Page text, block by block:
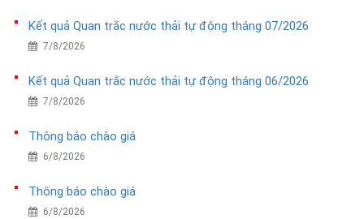
Kết quả Quan trắc nước thải tự động tháng 07/2026
7/8/2026
Kết quả Quan trắc nước thải tự động tháng 06/2026
7/8/2026
Thông báo chào giá
6/8/2026
Thông báo chào giá
6/8/2026